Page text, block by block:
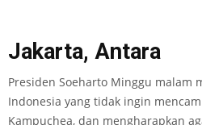
Jakarta, Antara
Presiden Soeharto Minggu malam
Indonesia yang tidak ingin
Kampuchea, dan mengharapkan